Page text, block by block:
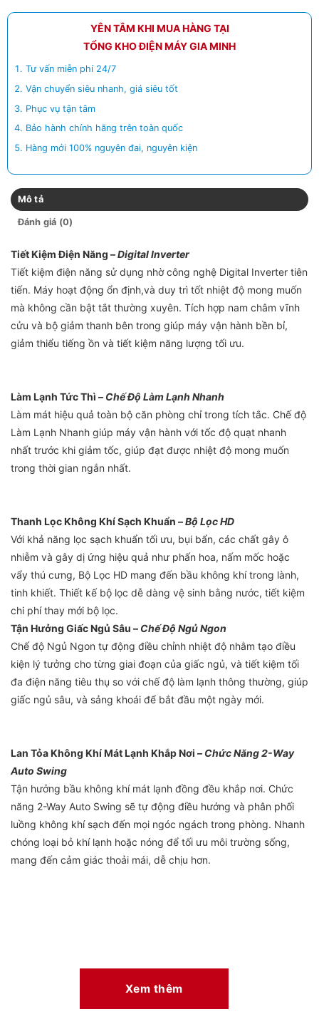
YÊN TÂM KHI MUA HÀNG TẠI
TỔNG KHO ĐIỆN MÁY GIA MINH
Tư vấn miễn phí 24/7
Vận chuyển siêu nhanh, giá siêu tốt
Phục vụ tận tâm
Bảo hành chính hãng trên toàn quốc
Hàng mới 100% nguyên đai, nguyên kiện
Mô tả
Đánh giá (0)
Tiết Kiệm Điện Năng –Digital Inverter
Tiết kiệm điện năng sử dụng nhờ công nghệ Digital Inverter tiên
tiến. Máy hoạt động ổn định,và duy trì tốt nhiệt độ mong muốn
mà không cần bật tắt thường xuyên. Tích hợp nam châm vĩnh
cửu và bộ giảm thanh bên trong giúp máy vận hành bền bỉ,
giảm thiểu tiếng ồn và tiết kiệm năng lượng tối ưu.
Làm Lạnh Tức Thì – Chế Độ Làm Lạnh Nhanh
Làm mát hiệu quả toàn bộ căn phòng chỉ trong tích tắc. Chế độ
Làm Lạnh Nhanh giúp máy vận hành với tốc độ quạt nhanh
nhất trước khi giảm tốc, giúp đạt được nhiệt độ mong muốn
trong thời gian ngắn nhất.
Thanh Lọc Không Khí Sạch Khuẩn –Bộ Lọc HD
Với khả năng lọc sạch khuẩn tối ưu, bụi bẩn, các chất gây ô
nhiễm và gây dị ứng hiệu quả như phấn hoa, nấm mốc hoặc
vẩy thú cưng, Bộ Lọc HD mang đến bầu không khí trong lành,
tinh khiết. Thiết kế bộ lọc dễ dàng vệ sinh bằng nước, tiết kiệm
chi phí thay mới bộ lọc.
Tận Hưởng Giấc Ngủ Sâu – Chế Độ Ngủ Ngon
Chế độ Ngủ Ngon tự động điều chỉnh nhiệt độ nhằm tạo điều
kiện lý tưởng cho từng giai đoạn của giấc ngủ, và tiết kiệm tối
đa điện năng tiêu thụ so với chế độ làm lạnh thông thường, giúp
giấc ngủ sâu, và sảng khoái để bắt đầu một ngày mới.
Lan Tỏa Không Khí Mát Lạnh Khắp Nơi – Chức Năng 2-Way
Auto Swing
Tận hưởng bầu không khí mát lạnh đồng đều khắp nơi. Chức
năng 2-Way Auto Swing sẽ tự động điều hướng và phân phối
luồng không khí sạch đến mọi ngóc ngách trong phòng. Nhanh
chóng loại bỏ khí lạnh hoặc nóng để tối ưu môi trường sống,
mang đến cảm giác thoải mái, dễ chịu hơn.
đặc hơn cùng lớp phủ cải tiến giúp ngăn ngừa tối đa quá trình
ăn mòn. Khả năng tuyệt vời này đã đạt chuẩn kiểm nghiệm sự
Xem thêm